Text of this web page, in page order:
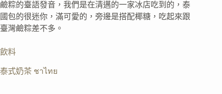
鹼粽的臺語發音，我們是在清邁的一家冰店吃到的，泰
國包的很迷你，滿可愛的，旁邊是搭配椰糖，吃起來跟
臺灣鹼粽差不多。
飲料
泰式奶茶 ชาไทย